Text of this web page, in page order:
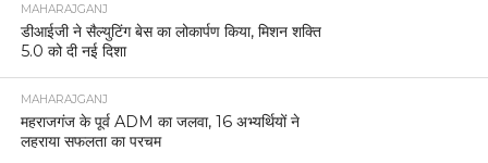
MAHARAJGANJ
डीआईजी ने सैल्युटिंग बेस का लोकार्पण किया, मिशन शक्ति
5.0 को दी नई दिशा
MAHARAJGANJ
महराजगंज के पूर्व ADM का जलवा, 16 अभ्यर्थियों ने
लहराया सफलता का परचम